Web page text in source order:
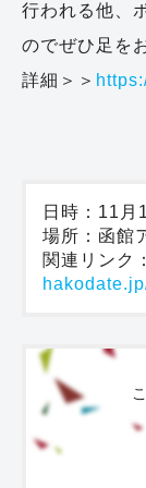
行われる他、
のでぜひ足を
詳細＞＞
日時：11月
場所：函館
関連リンク：